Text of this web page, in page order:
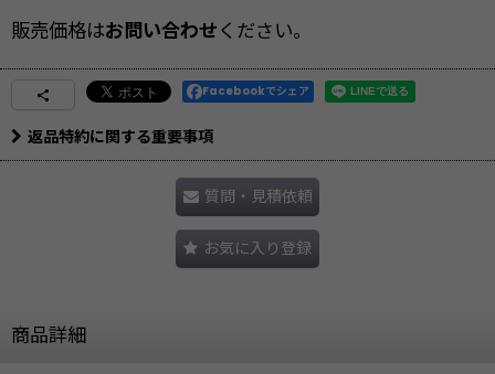
販売価格はお問い合わせください。
Facebookでシェア
返品特約に関する重要事項
質問・見積依頼
お気に入り登録
商品詳細